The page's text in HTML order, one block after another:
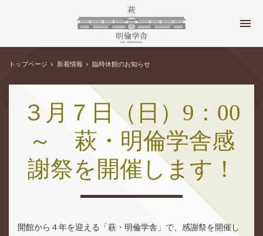
トップページ 新着情報 臨時休館のお知らせ
３月７日（日）9：00
～ 萩・明倫学舎感
謝祭を開催します！
開館から４年を迎える「萩・明倫学舎」で、感謝祭を開催し